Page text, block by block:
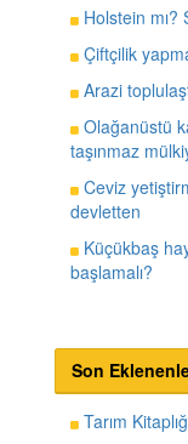
Holstein mı?
Çiftçilik
Arazi
Olağanüstü
taşınmaz
Ceviz
devletten
Küçükbaş
başlamalı?
Son
Tarım